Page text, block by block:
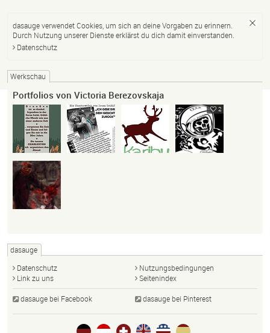
dasauge verwendet Cookies, um sich an deine Vorgaben zu erinnern.
Durch Nutzung unserer Dienste erklärst du dich damit einverstanden.
Datenschutz
Werkschau
Portfolios von Victoria Berezovskaja
2
dasauge
Datenschutz
Nutzungsbedingungen
Link zu uns
Seitenindex
dasauge bei Facebook dasauge bei Pinterest